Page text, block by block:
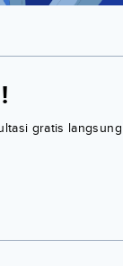
gratis langsung